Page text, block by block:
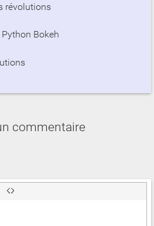
révolutions
Bokeh
commentaire